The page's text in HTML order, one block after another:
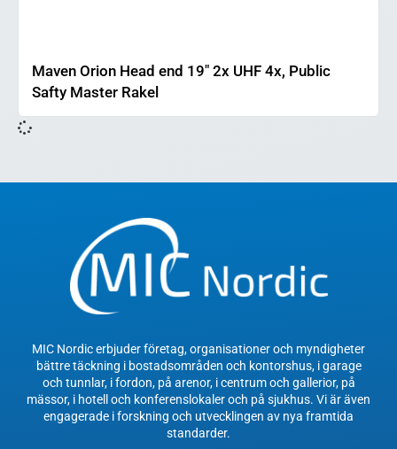
Maven Orion Head end 19″ 2x UHF 4x, Public
Safty Master Rakel
MIC Nordic erbjuder företag, organisationer och myndigheter
bättre täckning i bostadsområden och kontorshus, i garage
och tunnlar, i fordon, på arenor, i centrum och gallerior, på
mässor, i hotell och konferenslokaler och på sjukhus. Vi är även
engagerade i forskning och utvecklingen av nya framtida
standarder.